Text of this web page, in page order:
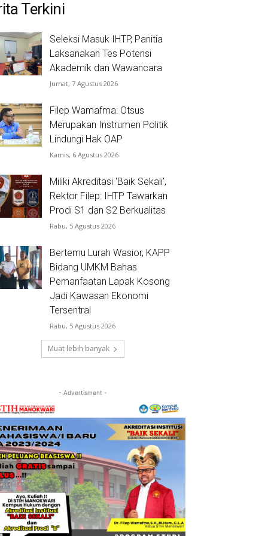
Terkini
Seleksi Masuk IHTP, Panitia
Laksanakan Tes Potensi
Akademik dan Wawancara
Jumat, 7 Agustus 2026
Filep Wamafma: Otsus
Merupakan Instrumen Politik
Lindungi Hak OAP
Kamis, 6 Agustus 2026
Miliki Akreditasi ‘Baik Sekali’,
Rektor Filep: IHTP Tawarkan
Prodi S1 dan S2 Berkualitas
Rabu, 5 Agustus 2026
Bertemu Lurah Wasior, KAPP
Bidang UMKM Bahas
Pemanfaatan Lapak Kosong
Jadi Kawasan Ekonomi
Tersentral
Rabu, 5 Agustus 2026
Muat lebih banyak
- Advertisment -